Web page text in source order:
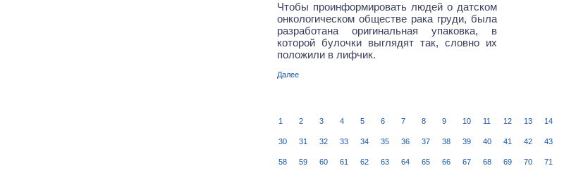
Чтобы проинформировать людей о датском
онкологическом обществе рака груди, была
разработана оригинальная упаковка, в
которой булочки выглядят так, словно их
положили в лифчик.
Далее
1 2 3 4 5 6 7 8 9 10 11 12 13 14
30 31 32 33 34 35 36 37 38 39 40 41 42 43
58 59 60 61 62 63 64 65 66 67 68 69 70 71